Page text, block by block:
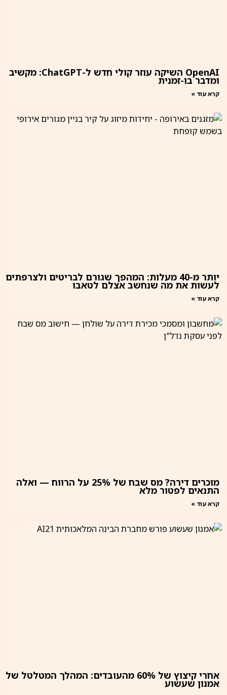
OpenAI השיקה עוזר קולי חדש ל-ChatGPT: מקשיב
ומדבר בו-זמנית
קרא עוד »
יותר מ-40 מעלות: המהפך שגורם לבריטים ולצרפתים
לעשות את מה שנחשב אצלם לטאבו
קרא עוד »
מוכרים דירה? מס שבח של 25% על הרווח — ואלה
התנאים לפטור מלא
קרא עוד »
אחרי קיצוץ של 60% מהעובדים: המהלך המטלטל של
אמנון שעשוע